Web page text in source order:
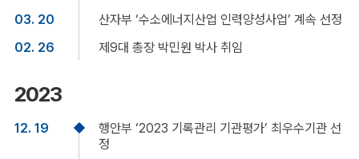
03. 20
산자부 ‘수소에너지산업 인력양성사업’ 계속 선정
02. 26
제9대 총장 박민원 박사 취임
2023
12. 19
행안부 ‘2023 기록관리 기관평가’ 최우수기관 선
정